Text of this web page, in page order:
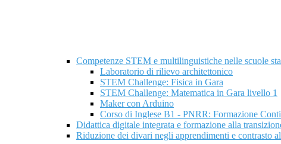
Competenze STEM e multilinguistiche nelle scuole
Laboratorio di rilievo architettonico
STEM Challenge: Fisica in Gara
STEM Challenge: Matematica in Gara livello 1
Maker con Arduino
Corso di Inglese B1 - PNRR: Formazione
Didattica digitale integrata e formazione alla
Riduzione dei divari negli apprendimenti e contrasto